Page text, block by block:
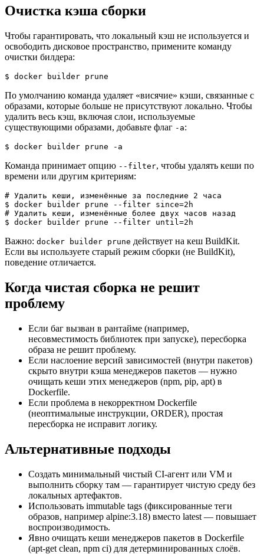
Очистка кэша сборки
Чтобы гарантировать, что локальный кэш не используется и
освободить дисковое пространство, примените команду
очистки билдера:
$ docker builder prune
По умолчанию команда удаляет «висячие» кэши, связанные с
образами, которые больше не присутствуют локально. Чтобы
удалить весь кэш, включая слои, используемые
существующими образами, добавьте флаг -a:
$ docker builder prune -a
Команда принимает опцию --filter, чтобы удалять кеши по
времени или другим критериям:
# Удалить кеши, изменённые за последние 2 часа
$ docker builder prune --filter since=2h
# Удалить кеши, изменённые более двух часов назад
$ docker builder prune --filter until=2h
Важно: docker builder prune действует на кеш BuildKit.
Если вы используете старый режим сборки (не BuildKit),
поведение отличается.
Когда чистая сборка не решит
проблему
Если баг вызван в рантайме (например,
несовместимость библиотек при запуске), пересборка
образа не решит проблему.
Если наслоение версий зависимостей (внутри пакетов)
скрыто внутри кэша менеджеров пакетов — нужно
очищать кеши этих менеджеров (npm, pip, apt) в
Dockerfile.
Если проблема в некорректном Dockerfile
(неоптимальные инструкции, ORDER), простая
пересборка не исправит логику.
Альтернативные подходы
Создать минимальный чистый CI-агент или VM и
выполнить сборку там — гарантирует чистую среду без
локальных артефактов.
Использовать immutable tags (фиксированные теги
образов, например alpine:3.18) вместо latest — повышает
воспроизводимость.
Явно очищать кеши менеджеров пакетов в Dockerfile
(apt-get clean, npm ci) для детерминированных слоёв.